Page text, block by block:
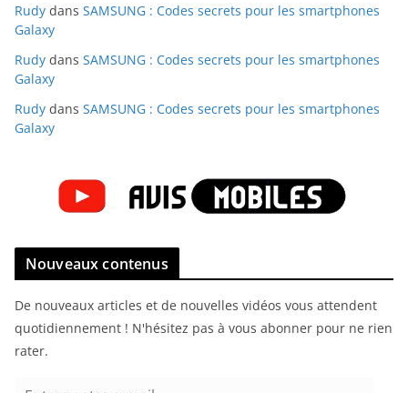
Rudy dans SAMSUNG : Codes secrets pour les smartphones
Galaxy
Rudy dans SAMSUNG : Codes secrets pour les smartphones
Galaxy
Rudy dans SAMSUNG : Codes secrets pour les smartphones
Galaxy
Nouveaux contenus
De nouveaux articles et de nouvelles vidéos vous attendent
quotidiennement ! N'hésitez pas à vous abonner pour ne rien
rater.